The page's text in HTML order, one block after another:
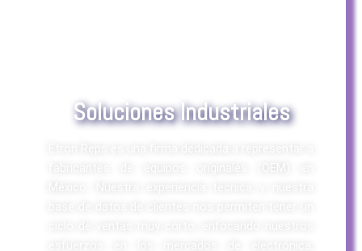
Soluciones Industriales